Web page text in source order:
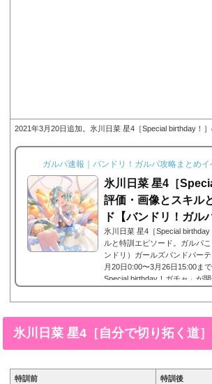
2021年3月20日追加。氷川日菜 星4［Special birthday！］
ガルパ速報｜バンドリ！ガルパ攻略まとめ
氷川日菜 星4［
評価・画像とスキル
ド【バンドリ！ガル
氷川日菜 星4［Special
ルと特訓エピソード。ガルパ
ンドリ）ガールズバンドパー
月20日0:00〜3月26日15:00ま
Special birthday！ガチャ」が
日菜の星4、氷川日菜 星4［
と評価のまとめです。氷川日菜
y！］※画像をタップ/クリック
前■特訓後■S...
氷川日菜 星4［自分で切り拓く道］
特訓前 特訓後